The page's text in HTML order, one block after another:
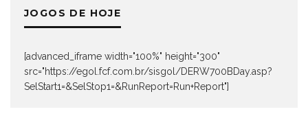
JOGOS DE HOJE
[advanced_iframe width="100%" height="300"
src="https://egol.fcf.com.br/sisgol/DERW700BDay.asp?
SelStart1=&SelStop1=&RunReport=Run+Report"]